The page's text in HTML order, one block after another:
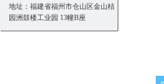
地址：福建省福州市仓山区金山桔
园洲鼓楼工业园 13幢B座